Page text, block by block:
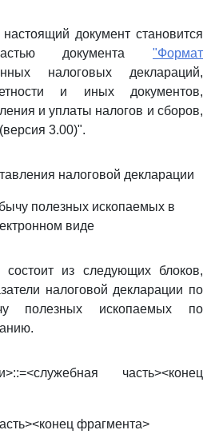
документ становится
документа "Формат
налоговых деклараций,
и иных документов,
и уплаты налогов и сборов,
3.00)".
налоговой декларации
полезных ископаемых в
виде
состоит из следующих блоков,
налоговой декларации по
полезных ископаемых по
часть><конец
фрагмента>